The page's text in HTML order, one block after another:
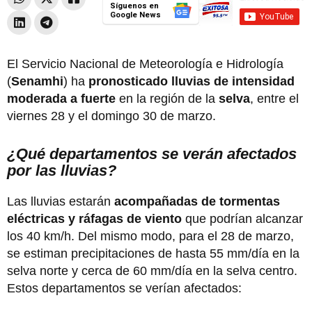
Síguenos en
Google News
El Servicio Nacional de Meteorología e Hidrología
(Senamhi) ha pronosticado lluvias de intensidad
moderada a fuerte en la región de la selva, entre el
viernes 28 y el domingo 30 de marzo.
¿Qué departamentos se verán afectados
por las lluvias?
Las lluvias estarán acompañadas de tormentas
eléctricas y ráfagas de viento que podrían alcanzar
los 40 km/h. Del mismo modo, para el 28 de marzo,
se estiman precipitaciones de hasta 55 mm/día en la
selva norte y cerca de 60 mm/día en la selva centro.
Estos departamentos se verían afectados: